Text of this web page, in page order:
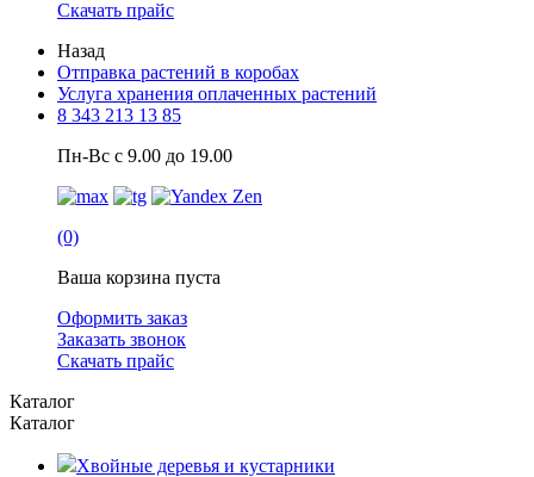
Скачать прайс
Назад
Отправка растений в коробах
Услуга хранения оплаченных растений
8 343 213 13 85
Пн-Вс с 9.00 до 19.00
(0)
Ваша корзина пуста
Оформить заказ
Заказать звонок
Скачать прайс
Каталог
Каталог
Хвойные деревья и кустарники